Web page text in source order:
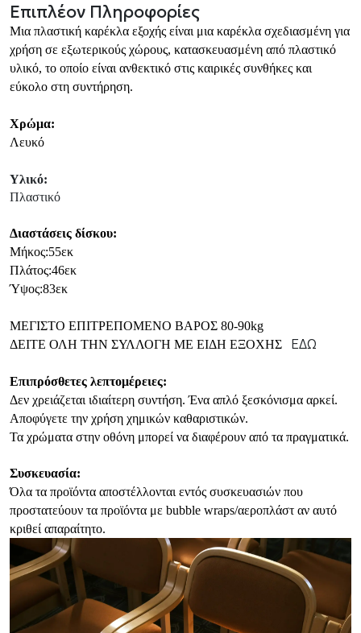
Επιπλέον Πληροφορίες
Μια πλαστική καρέκλα εξοχής είναι μια καρέκλα σχεδιασμένη για
χρήση σε εξωτερικούς χώρους, κατασκευασμένη από πλαστικό
υλικό, το οποίο είναι ανθεκτικό στις καιρικές συνθήκες και
εύκολο στη συντήρηση.
Χρώμα:
Λευκό
Υλικό:
Πλαστικό
Διαστάσεις δίσκου:
Μήκος:55εκ
Πλάτος:46εκ
Ύψος:83εκ
ΜΕΓΙΣΤΟ ΕΠΙΤΡΕΠΟΜΕΝΟ ΒΑΡΟΣ 80-90kg
ΔΕΙΤΕ ΟΛΗ ΤΗΝ ΣΥΛΛΟΓΗ ΜΕ ΕΙΔΗ ΕΞΟΧΗΣ ΕΔΩ
Επιπρόσθετες λεπτομέρειες:
Δεν χρειάζεται ιδιαίτερη συντήση. Ένα απλό ξεσκόνισμα αρκεί.
Αποφύγετε την χρήση χημικών καθαριστικών.
Τα χρώματα στην οθόνη μπορεί να διαφέρουν από τα πραγματικά.
Συσκευασία:
Όλα τα προϊόντα αποστέλλονται εντός συσκευασιών που
προστατεύουν τα προϊόντα με bubble wraps/αεροπλάστ αν αυτό
κριθεί απαραίτητο.